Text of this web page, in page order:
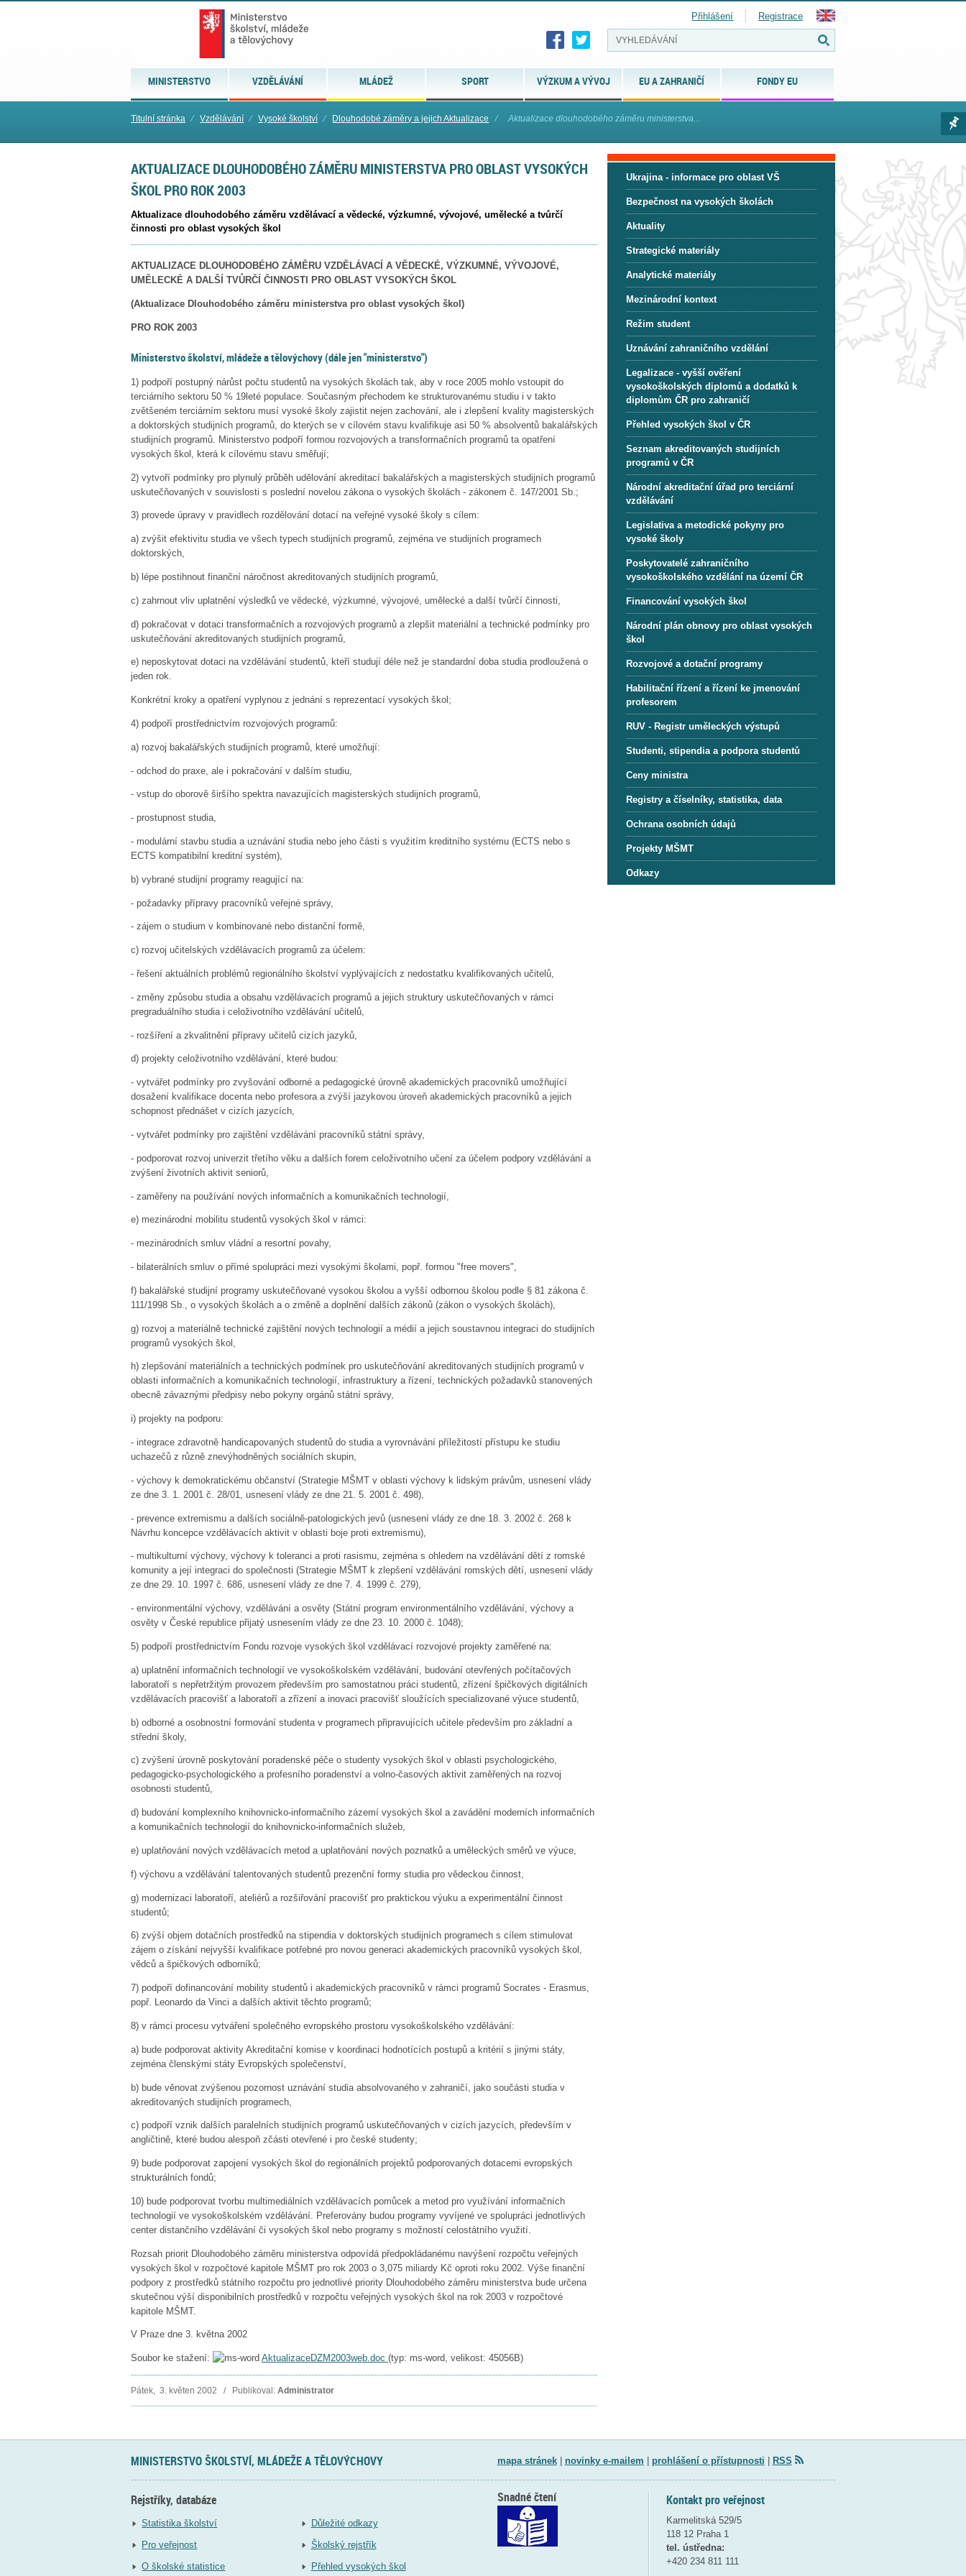
MINISTERSTVO VZDĚLÁVÁNÍ MLÁDEŽ SPORT VÝZKUM A VÝVOJ EU A ZAHRANIČÍ FONDY EU
Přihlášení Registrace
Titulní stránka ⁄ Vzdělávání ⁄ Vysoké školství ⁄ Dlouhodobé záměry a jejich Aktualizace ⁄ Aktualizace dlouhodobého záměru ministerstva...
AKTUALIZACE DLOUHODOBÉHO ZÁMĚRU MINISTERSTVA PRO OBLAST VYSOKÝCH
ŠKOL PRO ROK 2003
Aktualizace dlouhodobého záměru vzdělávací a vědecké, výzkumné, vývojové, umělecké a tvůrčí
činnosti pro oblast vysokých škol
AKTUALIZACE DLOUHODOBÉHO ZÁMĚRU VZDĚLÁVACÍ A VĚDECKÉ, VÝZKUMNÉ, VÝVOJOVÉ,
UMĚLECKÉ A DALŠÍ TVŮRČÍ ČINNOSTI PRO OBLAST VYSOKÝCH ŠKOL
(Aktualizace Dlouhodobého záměru ministerstva pro oblast vysokých škol)
PRO ROK 2003
Ministerstvo školství, mládeže a tělovýchovy (dále jen "ministerstvo")
1) podpoří postupný nárůst počtu studentů na vysokých školách tak, aby v roce 2005 mohlo vstoupit do
terciárního sektoru 50 % 19leté populace. Současným přechodem ke strukturovanému studiu i v takto
zvětšeném terciárním sektoru musí vysoké školy zajistit nejen zachování, ale i zlepšení kvality magisterských
a doktorských studijních programů, do kterých se v cílovém stavu kvalifikuje asi 50 % absolventů bakalářských
studijních programů. Ministerstvo podpoří formou rozvojových a transformačních programů ta opatření
vysokých škol, která k cílovému stavu směřují;
2) vytvoří podmínky pro plynulý průběh udělování akreditací bakalářských a magisterských studijních programů
uskutečňovaných v souvislosti s poslední novelou zákona o vysokých školách - zákonem č. 147/2001 Sb.;
3) provede úpravy v pravidlech rozdělování dotací na veřejné vysoké školy s cílem:
a) zvýšit efektivitu studia ve všech typech studijních programů, zejména ve studijních programech
doktorských,
b) lépe postihnout finanční náročnost akreditovaných studijních programů,
c) zahrnout vliv uplatnění výsledků ve vědecké, výzkumné, vývojové, umělecké a další tvůrčí činnosti,
d) pokračovat v dotaci transformačních a rozvojových programů a zlepšit materiální a technické podmínky pro
uskutečňování akreditovaných studijních programů,
e) neposkytovat dotaci na vzdělávání studentů, kteří studují déle než je standardní doba studia prodloužená o
jeden rok.
Konkrétní kroky a opatření vyplynou z jednání s reprezentací vysokých škol;
4) podpoří prostřednictvím rozvojových programů:
a) rozvoj bakalářských studijních programů, které umožňují:
- odchod do praxe, ale i pokračování v dalším studiu,
- vstup do oborově širšího spektra navazujících magisterských studijních programů,
- prostupnost studia,
- modulární stavbu studia a uznávání studia nebo jeho části s využitím kreditního systému (ECTS nebo s
ECTS kompatibilní kreditní systém),
b) vybrané studijní programy reagující na:
- požadavky přípravy pracovníků veřejné správy,
- zájem o studium v kombinované nebo distanční formě,
c) rozvoj učitelských vzdělávacích programů za účelem:
- řešení aktuálních problémů regionálního školství vyplývajících z nedostatku kvalifikovaných učitelů,
- změny způsobu studia a obsahu vzdělávacích programů a jejich struktury uskutečňovaných v rámci
pregraduálního studia i celoživotního vzdělávání učitelů,
- rozšíření a zkvalitnění přípravy učitelů cizích jazyků,
d) projekty celoživotního vzdělávání, které budou:
- vytvářet podmínky pro zvyšování odborné a pedagogické úrovně akademických pracovníků umožňující
dosažení kvalifikace docenta nebo profesora a zvýší jazykovou úroveň akademických pracovníků a jejich
schopnost přednášet v cizích jazycích,
- vytvářet podmínky pro zajištění vzdělávání pracovníků státní správy,
- podporovat rozvoj univerzit třetího věku a dalších forem celoživotního učení za účelem podpory vzdělávání a
zvýšení životních aktivit seniorů,
- zaměřeny na používání nových informačních a komunikačních technologií,
e) mezinárodní mobilitu studentů vysokých škol v rámci:
- mezinárodních smluv vládní a resortní povahy,
- bilaterálních smluv o přímé spolupráci mezi vysokými školami, popř. formou "free movers",
f) bakalářské studijní programy uskutečňované vysokou školou a vyšší odbornou školou podle § 81 zákona č.
111/1998 Sb., o vysokých školách a o změně a doplnění dalších zákonů (zákon o vysokých školách),
g) rozvoj a materiálně technické zajištění nových technologií a médií a jejich soustavnou integraci do studijních
programů vysokých škol,
h) zlepšování materiálních a technických podmínek pro uskutečňování akreditovaných studijních programů v
oblasti informačních a komunikačních technologií, infrastruktury a řízení, technických požadavků stanovených
obecně závaznými předpisy nebo pokyny orgánů státní správy,
i) projekty na podporu:
- integrace zdravotně handicapovaných studentů do studia a vyrovnávání příležitostí přístupu ke studiu
uchazečů z různě znevýhodněných sociálních skupin,
- výchovy k demokratickému občanství (Strategie MŠMT v oblasti výchovy k lidským právům, usnesení vlády
ze dne 3. 1. 2001 č. 28/01, usnesení vlády ze dne 21. 5. 2001 č. 498),
- prevence extremismu a dalších sociálně-patologických jevů (usnesení vlády ze dne 18. 3. 2002 č. 268 k
Návrhu koncepce vzdělávacích aktivit v oblasti boje proti extremismu),
- multikulturní výchovy, výchovy k toleranci a proti rasismu, zejména s ohledem na vzdělávání dětí z romské
komunity a její integraci do společnosti (Strategie MŠMT k zlepšení vzdělávání romských dětí, usnesení vlády
ze dne 29. 10. 1997 č. 686, usnesení vlády ze dne 7. 4. 1999 č. 279),
- environmentální výchovy, vzdělávání a osvěty (Státní program environmentálního vzdělávání, výchovy a
osvěty v České republice přijatý usnesením vlády ze dne 23. 10. 2000 č. 1048);
5) podpoří prostřednictvím Fondu rozvoje vysokých škol vzdělávací rozvojové projekty zaměřené na:
a) uplatnění informačních technologií ve vysokoškolském vzdělávání, budování otevřených počítačových
laboratoří s nepřetržitým provozem především pro samostatnou práci studentů, zřízení špičkových digitálních
vzdělávacích pracovišť a laboratoří a zřízení a inovaci pracovišť sloužících specializované výuce studentů,
b) odborné a osobnostní formování studenta v programech připravujících učitele především pro základní a
střední školy,
c) zvýšení úrovně poskytování poradenské péče o studenty vysokých škol v oblasti psychologického,
pedagogicko-psychologického a profesního poradenství a volno-časových aktivit zaměřených na rozvoj
osobnosti studentů,
d) budování komplexního knihovnicko-informačního zázemí vysokých škol a zavádění moderních informačních
a komunikačních technologií do knihovnicko-informačních služeb,
e) uplatňování nových vzdělávacích metod a uplatňování nových poznatků a uměleckých směrů ve výuce,
f) výchovu a vzdělávání talentovaných studentů prezenční formy studia pro vědeckou činnost,
g) modernizaci laboratoří, ateliérů a rozšiřování pracovišť pro praktickou výuku a experimentální činnost
studentů;
6) zvýší objem dotačních prostředků na stipendia v doktorských studijních programech s cílem stimulovat
zájem o získání nejvyšší kvalifikace potřebné pro novou generaci akademických pracovníků vysokých škol,
vědců a špičkových odborníků;
7) podpoří dofinancování mobility studentů i akademických pracovníků v rámci programů Socrates - Erasmus,
popř. Leonardo da Vinci a dalších aktivit těchto programů;
8) v rámci procesu vytváření společného evropského prostoru vysokoškolského vzdělávání:
a) bude podporovat aktivity Akreditační komise v koordinaci hodnotících postupů a kritérií s jinými státy,
zejména členskými státy Evropských společenství,
b) bude věnovat zvýšenou pozornost uznávání studia absolvovaného v zahraničí, jako součásti studia v
akreditovaných studijních programech,
c) podpoří vznik dalších paralelních studijních programů uskutečňovaných v cizích jazycích, především v
angličtině, které budou alespoň zčásti otevřené i pro české studenty;
9) bude podporovat zapojení vysokých škol do regionálních projektů podporovaných dotacemi evropských
strukturálních fondů;
10) bude podporovat tvorbu multimediálních vzdělávacích pomůcek a metod pro využívání informačních
technologií ve vysokoškolském vzdělávání. Preferovány budou programy vyvíjené ve spolupráci jednotlivých
center distančního vzdělávání či vysokých škol nebo programy s možností celostátního využití.
Rozsah priorit Dlouhodobého záměru ministerstva odpovídá předpokládanému navýšení rozpočtu veřejných
vysokých škol v rozpočtové kapitole MŠMT pro rok 2003 o 3,075 miliardy Kč oproti roku 2002. Výše finanční
podpory z prostředků státního rozpočtu pro jednotlivé priority Dlouhodobého záměru ministerstva bude určena
skutečnou výší disponibilních prostředků v rozpočtu veřejných vysokých škol na rok 2003 v rozpočtové
kapitole MŠMT.
V Praze dne 3. května 2002
Soubor ke stažení: AktualizaceDZM2003web.doc (typ: ms-word, velikost: 45056B)
Pátek, 3. květen 2002 / Publikoval: Administrator
Ukrajina - informace pro oblast VŠ
Bezpečnost na vysokých školách
Aktuality
Strategické materiály
Analytické materiály
Mezinárodní kontext
Režim student
Uznávání zahraničního vzdělání
Legalizace - vyšší ověření
vysokoškolských diplomů a dodatků k
diplomům ČR pro zahraničí
Přehled vysokých škol v ČR
Seznam akreditovaných studijních
programů v ČR
Národní akreditační úřad pro terciární
vzdělávání
Legislativa a metodické pokyny pro
vysoké školy
Poskytovatelé zahraničního
vysokoškolského vzdělání na území ČR
Financování vysokých škol
Národní plán obnovy pro oblast vysokých
škol
Rozvojové a dotační programy
Habilitační řízení a řízení ke jmenování
profesorem
RUV - Registr uměleckých výstupů
Studenti, stipendia a podpora studentů
Ceny ministra
Registry a číselníky, statistika, data
Ochrana osobních údajů
Projekty MŠMT
Odkazy
MINISTERSTVO ŠKOLSTVÍ, MLÁDEŽE A TĚLOVÝCHOVY mapa stránek| novinky e-mailem prohlášení o přístupnosti RSS
Rejstříky, databáze
Statistika školství
Pro veřejnost
O školské statistice
Důležité odkazy
Školský rejstřík
Přehled vysokých škol
Kontakt pro veřejnost
Karmelitská 529/5
118 12 Praha 1
tel. ústředna:
+420 234 811 111
Snadné čtení